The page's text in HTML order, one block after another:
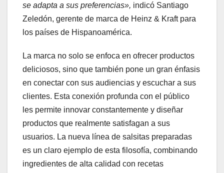
se adapta a sus preferencias», indicó Santiago
Zeledón, gerente de marca de Heinz & Kraft para
los países de Hispanoamérica.
La marca no solo se enfoca en ofrecer productos
deliciosos, sino que también pone un gran énfasis
en conectar con sus audiencias y escuchar a sus
clientes. Esta conexión profunda con el público
les permite innovar constantemente y diseñar
productos que realmente satisfagan a sus
usuarios. La nueva línea de salsitas preparadas
es un claro ejemplo de esta filosofía, combinando
ingredientes de alta calidad con recetas